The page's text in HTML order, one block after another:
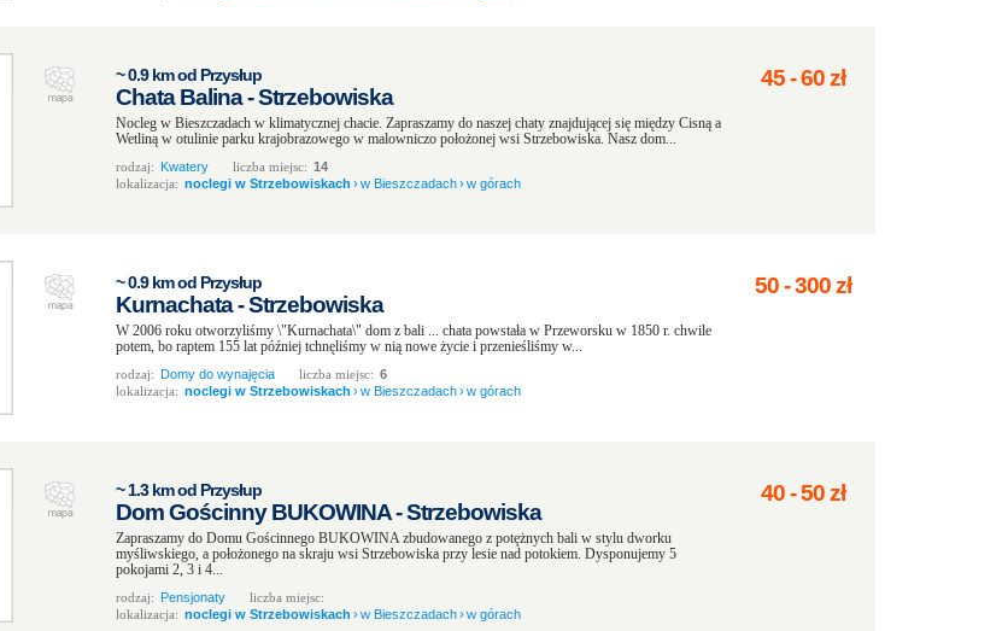
~ 0.9 km od Przysłup
Chata Balina - Strzebowiska
Nocleg w Bieszczadach w klimatycznej chacie. Zapraszamy do naszej chaty znajdującej się między Cisną a
Wetliną w otulinie parku krajobrazowego w malowniczo położonej wsi Strzebowiska. Nasz dom...
rodzaj: Kwatery liczba miejsc: 14
lokalizacja: noclegi w Strzebowiskach ›w Bieszczadach›w górach
45-60zł
~ 0.9 km od Przysłup
Kurnachata - Strzebowiska
W 2006 roku otworzyliśmy \"Kurnachata\" dom z bali ... chata powstała w Przeworsku w 1850 r. chwile
potem, bo raptem 155 lat później tchnęliśmy w nią nowe życie i przenieśliśmy w...
rodzaj: Domy do wynajęcia liczba miejsc: 6
lokalizacja: noclegi w Strzebowiskach ›w Bieszczadach›w górach
50-300zł
~ 1.3 km od Przysłup
Dom Gościnny BUKOWINA - Strzebowiska
Zapraszamy do Domu Gościnnego BUKOWINA zbudowanego z potężnych bali w stylu dworku
myśliwskiego, a położonego na skraju wsi Strzebowiska przy lesie nad potokiem. Dysponujemy 5
pokojami 2, 3 i 4...
rodzaj: Pensjonaty
liczba miejsc:
lokalizacja: noclegi w Strzebowiskach ›w Bieszczadach›w górach
40-50zł